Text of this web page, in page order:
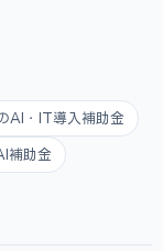
AI・IT導入補助金
補助金